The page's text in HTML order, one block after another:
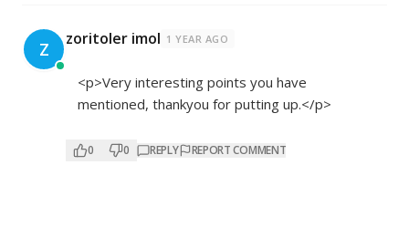
Z zoritoler imol 1 YEAR AGO
<p>Very interesting points you have
mentioned, thankyou for putting up.</p>
0 0 REPLY REPORT COMMENT